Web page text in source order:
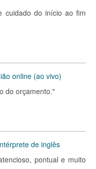
cuidado do início ao fim
online (ao vivo)
do orçamento."
de inglês
pontual e muito